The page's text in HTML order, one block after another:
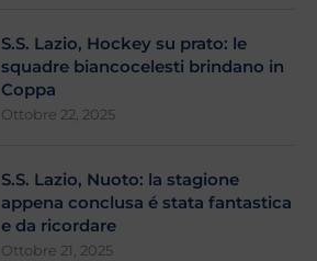
S.S. Lazio, Hockey su prato: le
squadre biancocelesti brindano in
Coppa
Ottobre 22, 2025
S.S. Lazio, Nuoto: la stagione
appena conclusa é stata fantastica
e da ricordare
Ottobre 21, 2025